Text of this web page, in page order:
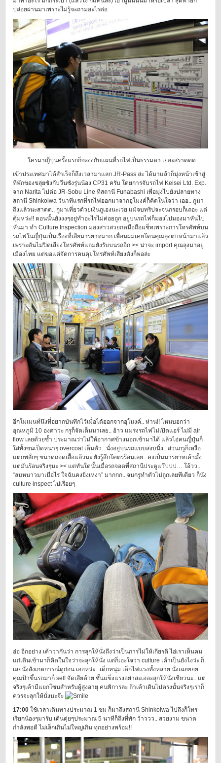
ปล่อยผ่านมาเพราะไม่รู้จะถามอะไรต่อ
ใครมาญี่ปุ่นครั้งแรกก็จะงงกับแผนที่รถไฟเป็นธรรมดา เยอะสราดดด
เข้าประเทศมาได้สำเร็จก็ถึงเวลามาแลก JR-Pass ล่ะ ได้มาแล้วก็มุ่งหน้าเข้าสู่
ที่พักของขลุ่ยซังกับวีนซังรุ่นน้อง CP31 ครับ โดยการจับรถไฟ Keisei Ltd. Exp.
จาก Narita ไปต่อ JR-Sobu Line ที่สถานี Funabashi เพื่อมุ่งไปยังปลายทาง
สถานี Shinkoiwa วินาทีแรกที่รถไฟออกมาจากอุโมงค์ก็คิดในใจว่า เออ.. กูมา
ถึงแล้วนะสาดด.. กูมาเที่ยวด้วยเงินกูเองนะเว่ย แม้จบทริปจะจนกรอบก็เถอะ แต่
คุ้มหว่ะ!! ตอนนั้นยังงงๆอยู่ทำอะไรไม่ค่อยถูก อยู่บนรถไฟก็มองไปมองมาหันไป
หันมา ทำ Culture Inspection มองสาวสวยกดมือถือแช็ทเพราะการโทรศัพท์บน
รถไฟในญี่ปุ่นเป็นเรื่องที่เสียมารยาทมาก เพื่อนผมเคยโดนคุณลุงตบหน้ามาแล้ว
เพราะดันไม่ปิดเสียงโทรศัพท์แถมยังรับบนรถอีก >< น่าจะ import คุณลุงมาอยู่
เมืองไทย แต่ขอแค่จัดการคนคุยโทรศัพท์เสียงดังก็พอล่ะ
อีกโมเมนท์นึงที่อยากบันทึกไว้เมื่อได้ออกจากอุโมงค์.. ห่าน!! ไหนบอกว่า
อุณหภูมิ 10 องศาว่ะ กรูก็จัดเต็มมาเลย.. อ้าว แมร่งรถไฟไม่เปิดแอร์ ไม่มี air
flow เลยด้วยซ้ำ ประมาณว่าไม่ให้อากาศข้างนอกเข้ามาได้ แล้วไอ่คนญี่ปุ่นก็
ใส่ทั้งขนเป็ดหนาๆ overcoat เต็มตัว.. นั่งอยู่บนรถแบบสงบนิ่ง.. ส่วนกรูก็เหงื่อ
แตกพลั่กๆ ขนาดถอดเสื้อแล้วนะ ยังรู้สึกโคตรร้อนเลย.. คงเป็นมารยาทเค้ามั้ง
แต่มันร้อนจริงๆนะ >< แต่ทันใดนั้นเมื่อรถจอดที่สถานีประตูแว๊ปปป… โอ้วว..
“ลมหนาวมาเมื่อไร ใจฉันคงยิ่งเหงา” มากกก.. จนกรูทำตัวไม่ถูกเลยทีเดียว ก็นั่ง
culture inspect ไปเรื่อยๆ
อ่อ อีกอย่าง เค้าว่ากันว่า การลุกให้นั่งถึงว่าเป็นการไม่ให้เกียรติ ไอ่เราเห็นคน
แก่เดินเข้ามาก็คิดในใจว่าจะลุกให้นั่ง แต่ก็เอะใจว่า culture เค้าเป็นยังไงว่ะ ก็
เลยนั่งสังเกตการณ์ดูก่อน เออหว่ะ.. เด็กหนุ่ม เด็กไฟแรงทั้งหลาย นั่งเฉยยยย..
คุณป้าขึ้นรถมาก็ self จัดเสียด้วย ชั้นแข็งแรงอย่าสะเออะลุกให้นั่งเชียวนะ.. แต่
จริงๆเค้ามีแยกโซนสำหรับผู้สูงอายุ คนพิการล่ะ ถ้าเค้าเดินไปตรงนั้นจริงๆเราก็
ควรจะลุกให้นั่งนะจ๊ะ
17:00 ใช้เวลาเดินทางประมาณ 1 ชม ก็มาถึงสถานี Shinkoiwa ไปถึงก็โทร
เรียกน้องๆมารับ เดินดุ่ยๆประมาณ 5 นาทีก็ถึงที่พัก ว้าววว.. สวยงาม ขนาด
กำลังพอดี ไม่เล็กเกินไม่ใหญ่เกิน ทุกอย่างพร้อม!!